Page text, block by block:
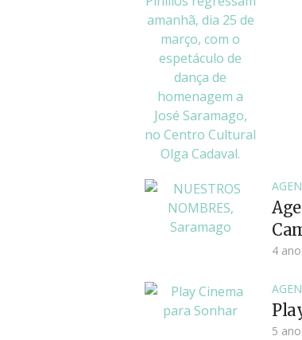
4
5